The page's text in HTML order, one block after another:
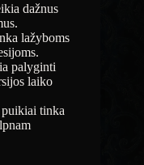
dažnus
lažyboms
palyginti
laiko
tinka